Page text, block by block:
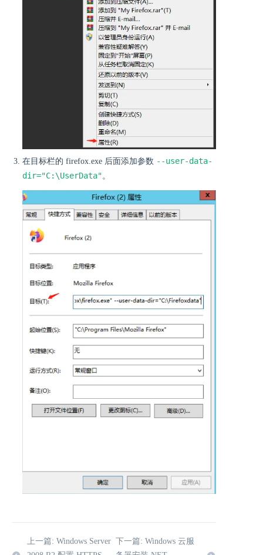
在目标栏的 firefox.exe 后面添加参数 --user-data-
dir="C:\UserData"。
上一篇: Windows Server 下一篇: Windows 云服